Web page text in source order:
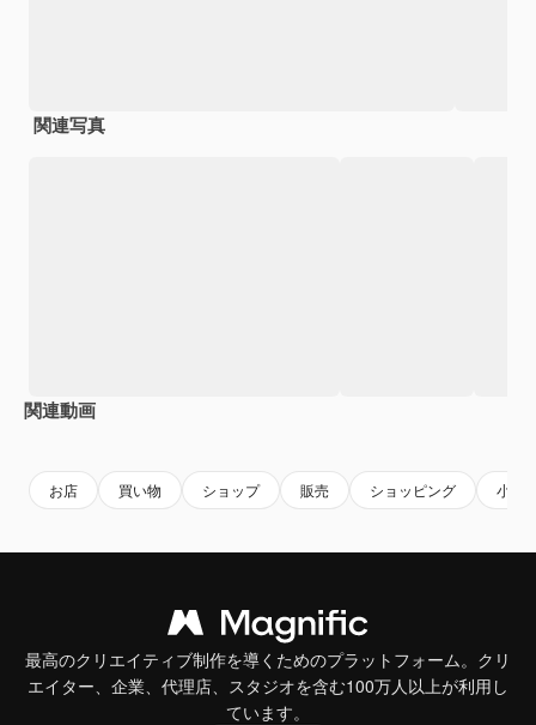
関連写真
関連動画
お店 買い物 ショップ 販売 ショッピング 小売
最高のクリエイティブ制作を導くためのプラットフォーム。クリ
エイター、企業、代理店、スタジオを含む100万人以上が利用し
ています。